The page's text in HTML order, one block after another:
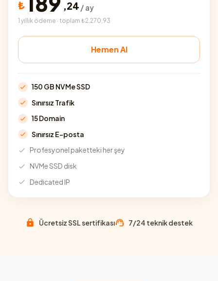
₺ ,24 / ay
1 yıllık ödeme · toplam ₺2.270,93
Hemen Al
150 GB NVMe SSD
Sınırsız Trafik
15 Domain
Sınırsız E-posta
Profesyonel paketteki her şey
NVMe SSD disk
Dedicated IP
Ücretsiz SSL sertifikası 7/24 teknik destek